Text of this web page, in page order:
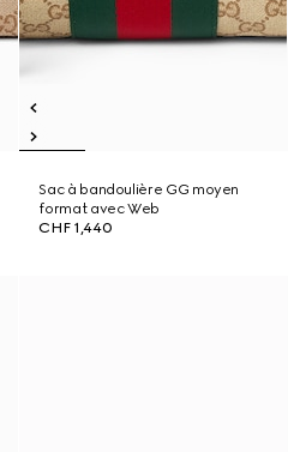
Sac à bandoulière GG moyen
format avec Web
CHF 1,440